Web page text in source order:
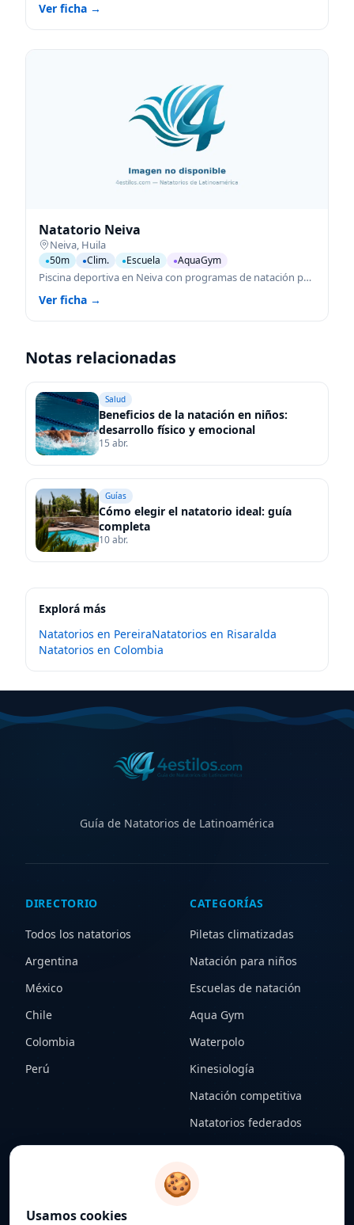
Ver ficha →
Natatorio Neiva
Neiva, Huila
●50m ●Clim. ●Escuela ●AquaGym
Piscina deportiva en Neiva con programas de natación para todas las edades.
Ver ficha →
Notas relacionadas
Salud
Beneficios de la natación en niños:
desarrollo físico y emocional
15 abr.
Guías
Cómo elegir el natatorio ideal: guía
completa
10 abr.
Explorá más
Natatorios en PereiraNatatorios en Risaralda
Natatorios en Colombia
Guía de Natatorios de Latinoamérica
DIRECTORIO
Todos los natatorios
Argentina
México
Chile
Colombia
Perú
CATEGORÍAS
Piletas climatizadas
Natación para niños
Escuelas de natación
Aqua Gym
Waterpolo
Kinesiología
Natación competitiva
Natatorios federados
🍪
Usamos cookies